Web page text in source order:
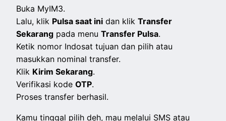
Buka MyIM3.
Lalu, klik Pulsa saat ini dan klikTransfer
Sekarang pada menuTransfer Pulsa.
Ketik nomor Indosat tujuan dan pilih atau
masukkan nominal transfer.
Klik Kirim Sekarang.
Verifikasi kodeOTP.
Proses transfer berhasil.
Kamu tinggal pilih deh, mau melalui SMS atau